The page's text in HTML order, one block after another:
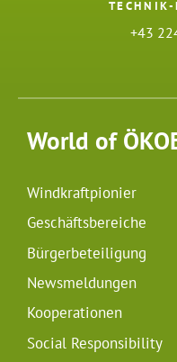
+43
World of
Windkraftpionier
Geschäftsbereiche
Bürgerbeteiligung
Newsmeldungen
Kooperationen
Social Responsibility